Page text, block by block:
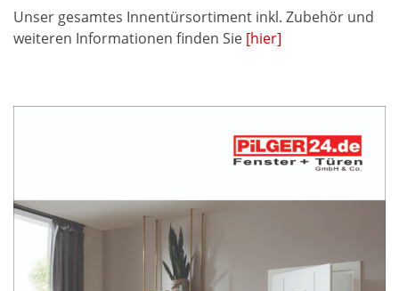
Unser gesamtes Innentürsortiment inkl. Zubehör und
weiteren Informationen finden Sie [hier]